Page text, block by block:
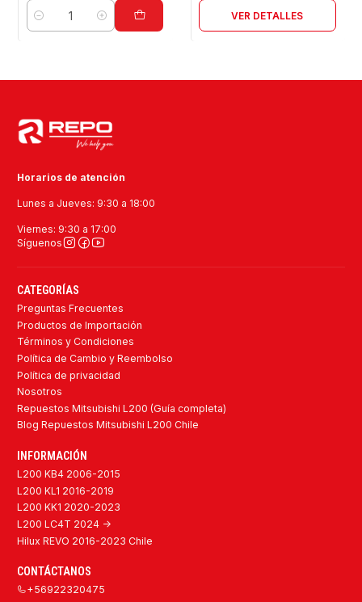
Cantidad
VER DETALLES
Horarios de atención
Lunes a Jueves: 9:30 a 18:00
Viernes: 9:30 a 17:00
Síguenos
CATEGORÍAS
Preguntas Frecuentes
Productos de Importación
Términos y Condiciones
Política de Cambio y Reembolso
Política de privacidad
Nosotros
Repuestos Mitsubishi L200 (Guía completa)
Blog Repuestos Mitsubishi L200 Chile
INFORMACIÓN
L200 KB4 2006-2015
L200 KL1 2016-2019
L200 KK1 2020-2023
L200 LC4T 2024 ->
Hilux REVO 2016-2023 Chile
CONTÁCTANOS
+56922320475